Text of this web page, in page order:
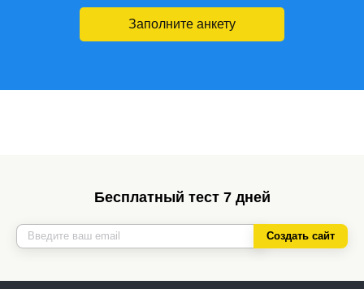
Заполните анкету
Бесплатный тест 7 дней
Создать сайт